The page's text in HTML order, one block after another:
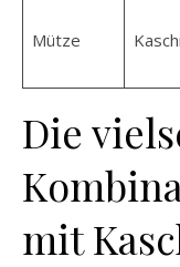
Mütze
Die
mit